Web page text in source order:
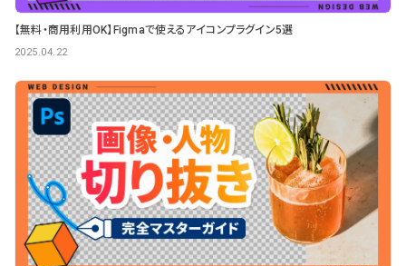
【無料・商用利用OK】Figmaで使えるアイコンプラグイン5選
2025.04.22